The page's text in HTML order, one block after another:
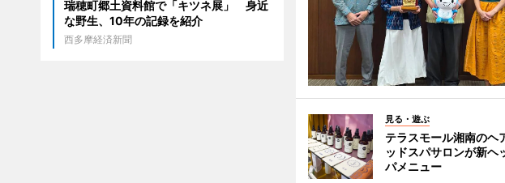
見る・遊ぶ
テラスモール湘南のヘ
ッドスパサロンが新ヘ
パメニュー
瑞穂町郷土資料館で「キツネ展」 身近
な野生、10年の記録を紹介
西多摩経済新聞